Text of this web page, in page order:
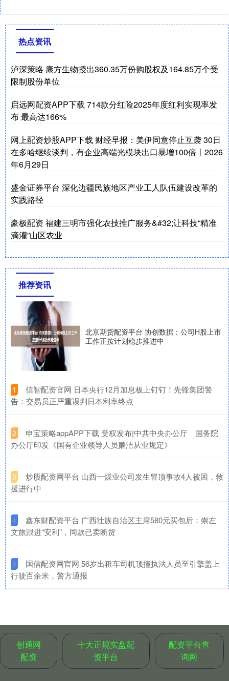
热点资讯
泸深策略 康方生物授出360.35万份购股权及164.85万个受
限制股份单位
启远网配资APP下载 714款分红险2025年度红利实现率发
布 最高达166%
网上配资炒股APP下载 财经早报：美伊同意停止互袭 30日
在多哈继续谈判，有企业高端光模块出口暴增100倍丨2026
年6月29日
盛金证券平台 深化边疆民族地区产业工人队伍建设改革的
实践路径
豪极配资 福建三明市强化农技推广服务&#32;让科技“精准
滴灌”山区农业
推荐资讯
北京期货配资平台 协创数据：公司H股上市
工作正按计划稳步推进中
1
​信智配资官网 日本央行12月加息板上钉钉！先锋集团警
告：交易员正严重误判日本利率终点
2
​申宝策略appAPP下载 受权发布|中共中央办公厅 国务院
办公厅印发《国有企业领导人员廉洁从业规定》
3
​炒股配资网平台 山西一煤业公司发生冒顶事故4人被困，救
援进行中
4
​鑫东财配资平台 广西壮族自治区主席580元买包后：崇左
文旅跟进“安利”，同款已卖断货
5
​国信配资网官网 56岁出租车司机顶撞执法人员至引擎盖上
行驶百余米，警方通报
创通网
配资
十大正规实盘配
资平台
配资平台查
询网